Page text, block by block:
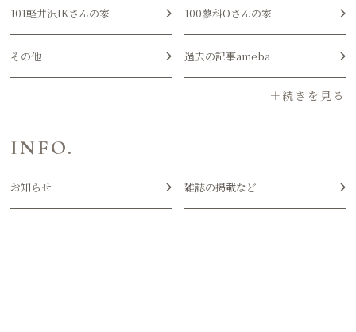
101軽井沢IKさんの家 100蓼科Oさんの家
その他 過去の記事ameba
INFO.
お知らせ 雑誌の掲載など